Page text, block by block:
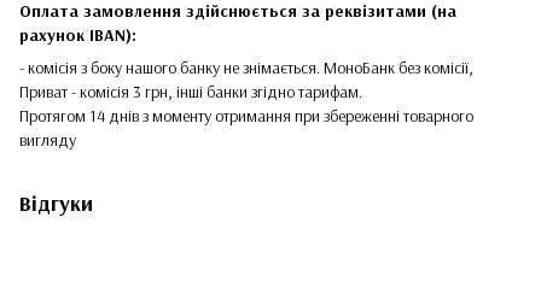
Оплата замовлення здійснюється за реквізитами (на
рахунок IBAN):
- комісія з боку нашого банку не знімається. МоноБанк без комісії,
Приват - комісія 3 грн, інші банки згідно тарифам.
Протягом 14 днів з моменту отримання при збереженні товарного
вигляду
Відгуки